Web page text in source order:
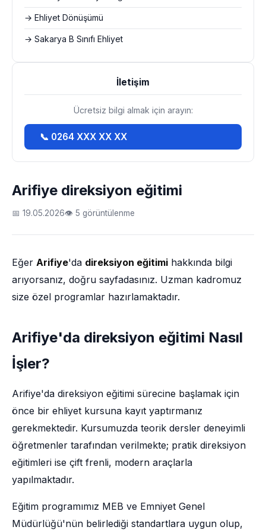
Arifiye direksiyon eğitimi
📅 19.05.2026👁 5 görüntülenme
Eğer Arifiye'da direksiyon eğitimi hakkında bilgi
arıyorsanız, doğru sayfadasınız. Uzman kadromuz
size özel programlar hazırlamaktadır.
Arifiye'da direksiyon eğitimi Nasıl
İşler?
Arifiye'da direksiyon eğitimi sürecine başlamak için
önce bir ehliyet kursuna kayıt yaptırmanız
gerekmektedir. Kursumuzda teorik dersler deneyimli
öğretmenler tarafından verilmekte; pratik direksiyon
eğitimleri ise çift frenli, modern araçlarla
yapılmaktadır.
Eğitim programımız MEB ve Emniyet Genel
Müdürlüğü'nün belirlediği standartlara uygun olup,
→ Ehliyet Dönüşümü
→ Sakarya B Sınıfı Ehliyet
İletişim
Ücretsiz bilgi almak için arayın:
📞 0264 XXX XX XX